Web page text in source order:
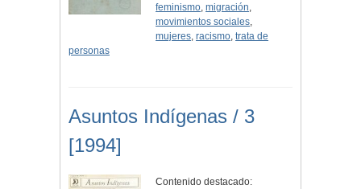
feminismo,migración,
movimientos sociales,
mujeres,racismo,trata de
personas
Asuntos Indígenas / 3
[1994]
Contenido destacado: